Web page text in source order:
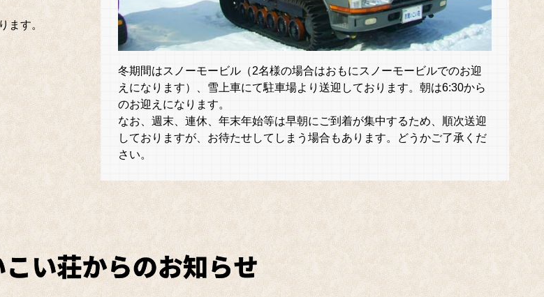
ます。
冬期間はスノーモービル（2名様の場合はおもにスノーモービルでのお迎
えになります）、雪上車にて駐車場より送迎しております。朝は6:30から
のお迎えになります。
なお、週末、連休、年末年始等は早朝にご到着が集中するため、順次送迎
しておりますが、お待たせしてしまう場合もあります。どうかご了承くだ
さい。